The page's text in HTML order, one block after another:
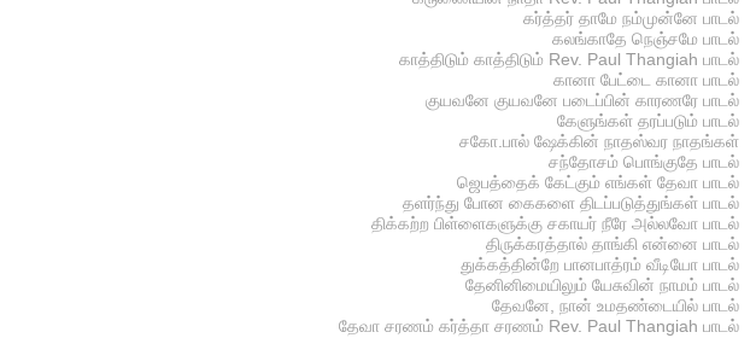
கர்த்தர் தாமே நம்முன்னே பாடல்
கலங்காதே நெஞ்சமே பாடல்
காத்திடும் காத்திடும் Rev. Paul Thangiah பாடல்
கானா பேட்டை கானா பாடல்
குயவனே குயவனே படைப்பின் காரணரே பாடல்
கேளுங்கள் தரப்படும் பாடல்
சகோ.பால் ஷேக்கின் நாதஸ்வர நாதங்கள்
சந்தோசம் பொங்குதே பாடல்
ஜெபத்தைக் கேட்கும் எங்கள் தேவா பாடல்
தளர்ந்து போன கைகளை திடப்படுத்துங்கள் பாடல்
திக்கற்ற பிள்ளைகளுக்கு சகாயர் நீரே அல்லவோ பாடல்
திருக்கரத்தால் தாங்கி என்னை பாடல்
துக்கத்தின்றே பானபாத்ரம் வீடியோ பாடல்
தேனினிமையிலும் யேசுவின் நாமம் பாடல்
தேவனே, நான் உமதண்டையில் பாடல்
தேவா சரணம் கர்த்தா சரணம் Rev. Paul Thangiah பாடல்